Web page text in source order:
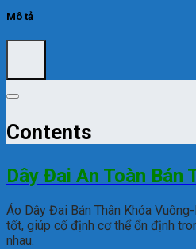
Mô tả
Contents
Dây Đai An Toàn Bán
Áo Dây Đai Bán Thân Khóa
tốt, giúp cố định cơ thể ổn định
nhau.